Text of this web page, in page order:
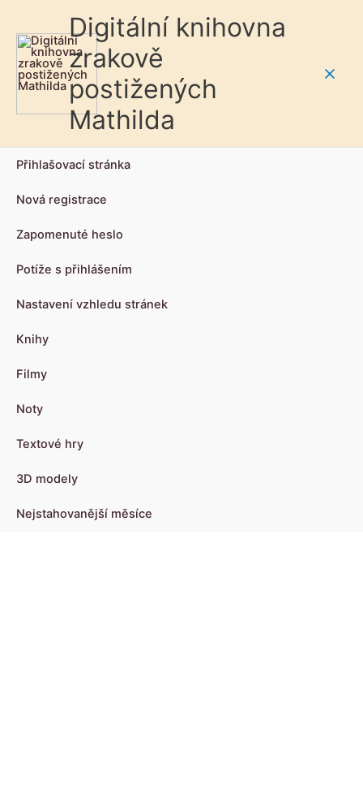
Digitální knihovna
zrakově
postižených
Mathilda
Přihlašovací stránka
Nová registrace
Zapomenuté heslo
Potíže s přihlášením
Nastavení vzhledu stránek
Knihy
Filmy
Noty
Textové hry
3D modely
Nejstahovanější měsíce